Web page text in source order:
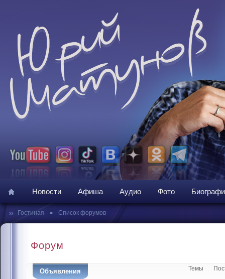
Новости Афиша Аудио Фото
» Гостиная • Список форумов
Форум
Объявления Темы